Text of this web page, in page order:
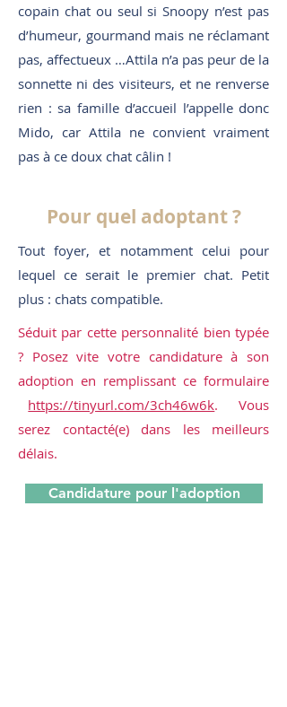
copain chat ou seul si Snoopy n’est pas
d’humeur, gourmand mais ne réclamant
pas, affectueux …Attila n’a pas peur de la
sonnette ni des visiteurs, et ne renverse
rien : sa famille d’accueil l’appelle donc
Mido, car Attila ne convient vraiment
pas à ce doux chat câlin !
Pour quel adoptant ?
Tout foyer, et notamment celui pour
lequel ce serait le premier chat. Petit
plus : chats compatible.
Séduit par cette personnalité bien typée
? Posez vite votre candidature à son
adoption en remplissant ce formulaire
https://tinyurl.com/3ch46w6k. Vous
serez contacté(e) dans les meilleurs
délais.
Candidature pour l'adoption